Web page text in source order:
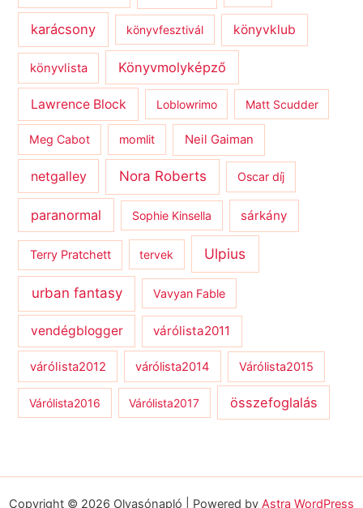
karácsony könyvfesztivál könyvklub
könyvlista Könyvmolyképző
Lawrence Block Loblowrimo Matt Scudder
Meg Cabot momlit Neil Gaiman
netgalley Nora Roberts Oscar díj
paranormal Sophie Kinsella sárkány
Terry Pratchett tervek Ulpius
urban fantasy Vavyan Fable
vendégblogger várólista2011
várólista2012 várólista2014 Várólista2015
Várólista2016 Várólista2017 összefoglalás
Copyright © 2026 Olvasónapló | Powered by Astra WordPress